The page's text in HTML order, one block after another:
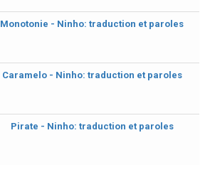
Monotonie - Ninho: traduction et paroles
Caramelo - Ninho: traduction et paroles
Pirate - Ninho: traduction et paroles